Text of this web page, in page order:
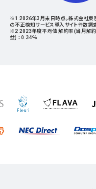
※1 2026年3月末日時点。株式会社東
の不正検知サービス導入サイト件数調
※2 2023年度平均値 解約率(当月解約
益) ：0.34％